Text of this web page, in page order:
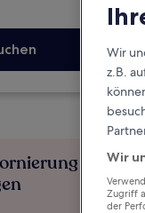
bei
Wir
z.B.
Wir
Zugriff
der